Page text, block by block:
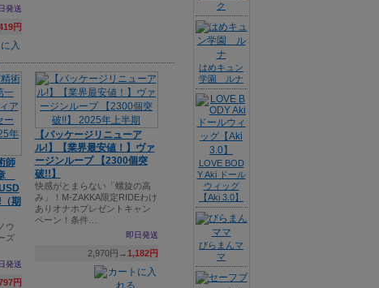
発送
円
師
期
ウ
ズ
発送
円
【パッケージリニューア
ル!】【業界最安値！】ヴァ
ージンループ 【2300個突
破!!】
快感がとまらない「螺旋の高
み」！M-ZAKKA限定RIDEわけ
ありオナホプレゼントキャン
ペーン！条件…
即日発送
2,970円→1,182円
ク
はめキュン
学園 ルナ
LOVE BOD
Y Aki ドール
ウィッグ
【Aki 3.0】
びらまんマ
マ